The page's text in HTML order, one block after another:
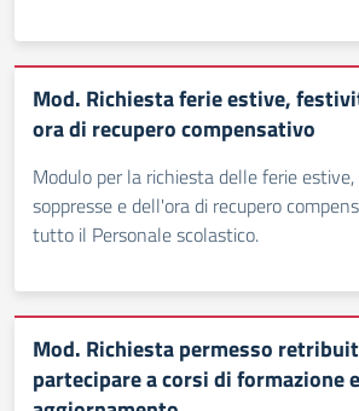
Mod. Richiesta ferie estive,
ora di recupero compensativo
Modulo per la richiesta delle ferie
soppresse e dell'ora di recupero
tutto il Personale scolastico.
Mod. Richiesta permesso
partecipare a corsi di formazione e